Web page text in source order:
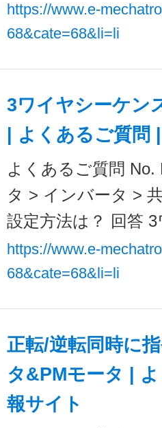
https://www.e-
68&cate=68&li=li
3ワイヤシーケン
| よくあるご質
よくあるご質問
タ > インバータ >
設定方法は？ 回答
https://www.e-
68&cate=68&li=li
正転/逆転同時に
タ&PMモータ |
報サイト